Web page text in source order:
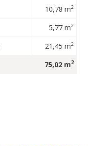
10,78 m2
5,77 m2
21,45 m2
75,02 m2